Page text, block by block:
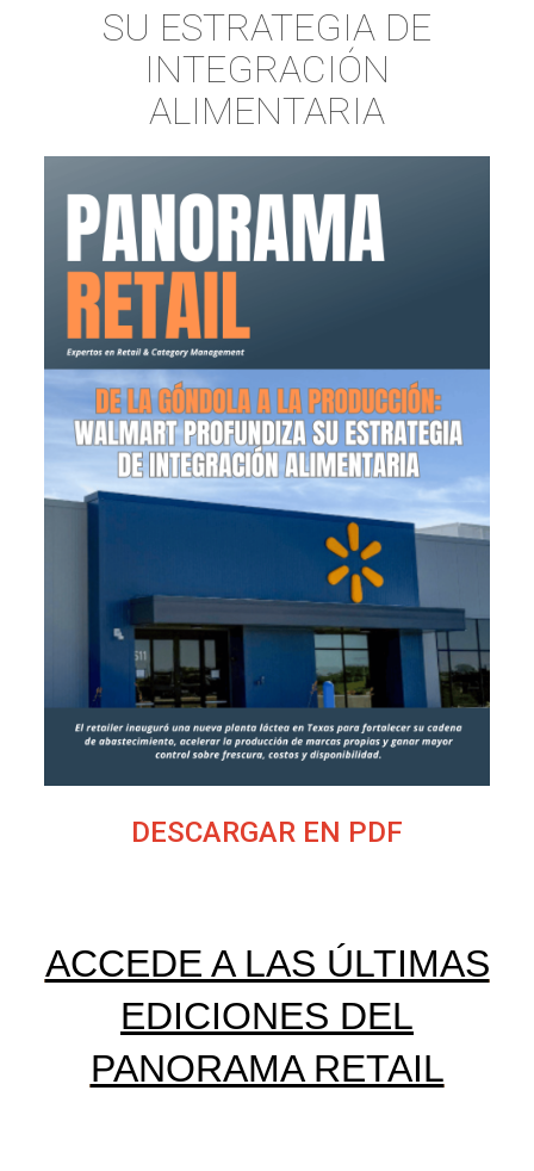
SU ESTRATEGIA DE
INTEGRACIÓN
ALIMENTARIA
DESCARGAR EN PDF
ACCEDE A LAS ÚLTIMAS
EDICIONES DEL
PANORAMA RETAIL